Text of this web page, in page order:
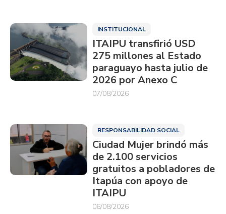
INSTITUCIONAL
ITAIPU transfirió USD
275 millones al Estado
paraguayo hasta julio de
2026 por Anexo C
07/08/2026
RESPONSABILIDAD SOCIAL
Ciudad Mujer brindó más
de 2.100 servicios
gratuitos a pobladores de
Itapúa con apoyo de
ITAIPU
06/08/2026